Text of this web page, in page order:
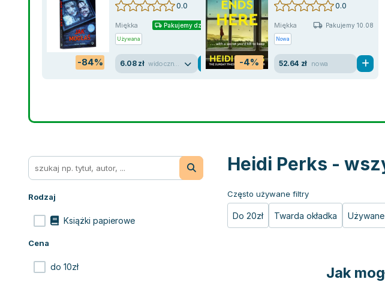
-84%
0.0
Miękka Pakujemy dzisiaj
Używana
6.08 zł -4%
0.0
Miękka Pakujemy 10.08
Nowa
52.64 zł nowa
Rodzaj
Książki papierowe
Cena
do 10zł
Heidi Perks -
Często używane filtry
Do 20zł Twarda okładka Używane
Jak